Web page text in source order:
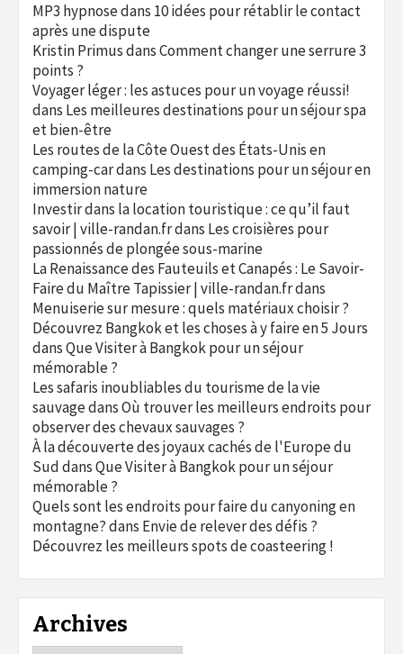
MP3 hypnosedans 10 idées pour rétablir le contact
après une dispute
Kristin PrimusdansComment changer une serrure 3
points ?
Voyager léger : les astuces pour un voyage réussi!
dans Les meilleures destinations pour un séjour spa
et bien-être
Les routes de la Côte Ouest des États-Unis en
camping-cardans Les destinations pour un séjour en
immersion nature
Investir dans la location touristique : ce qu’il faut
savoir | ville-randan.frdans Les croisières pour
passionnés de plongée sous-marine
La Renaissance des Fauteuils et Canapés : Le Savoir-
Faire du Maître Tapissier | ville-randan.frdans
Menuiserie sur mesure : quels matériaux choisir ?
Découvrez Bangkok et les choses à y faire en 5 Jours
dansQue Visiter à Bangkok pour un séjour
mémorable ?
Les safaris inoubliables du tourisme de la vie
sauvagedansOù trouver les meilleurs endroits pour
observer des chevaux sauvages ?
À la découverte des joyaux cachés de l'Europe du
SuddansQue Visiter à Bangkok pour un séjour
mémorable ?
Quels sont les endroits pour faire du canyoning en
montagne?dans Envie de relever des défis ?
Découvrez les meilleurs spots de coasteering !
Archives